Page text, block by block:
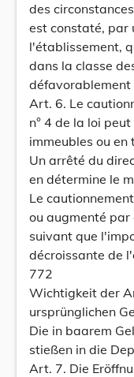
des
est constaté, par
l'établissement,
dans la classe
défavorablement
Art. 6. Le
n° 4 de la loi
immeubles ou en
Un arrêté du
en détermine le
Le
ou augmenté par
suivant que
décroissante de
772
Wichtigkeit der
ursprünglichen
Die in baarem
stießen in die
Art. 7. Die